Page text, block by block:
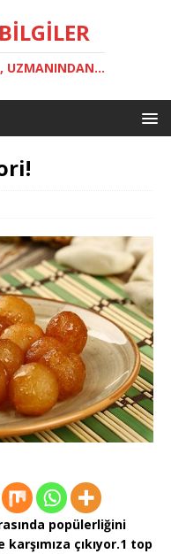
UZMANINDAN...
popülerliğini
çıkıyor.1 top